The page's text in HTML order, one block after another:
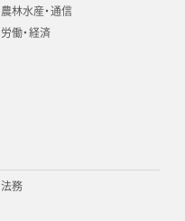
農林水産・通信
労働・経済
法務